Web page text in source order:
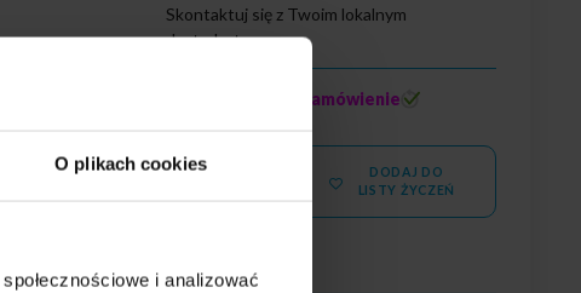
O plikach cookies
i analizować
Skontaktuj się z Twoim lokalnym
dystrybutorem
na zamówienie
DODAJ DO
LISTY ŻYCZEŃ